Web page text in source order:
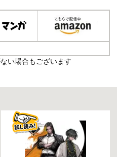
い場合もございます